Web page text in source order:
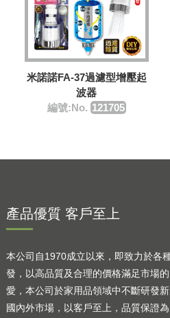
米諾諾FA-37過濾型增壓起
波器
編號:No. 121705
產品優質 客戶至上
本公司自1970成立以來，即致力於各
發，以高品質及合理的價格滿足市場
愛，本公司於家用品領域中不斷研發
國內外市場，以客戶至上，品質保證